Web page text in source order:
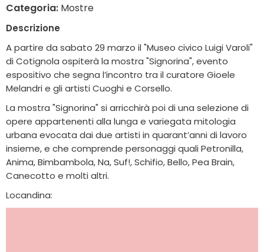
Categoria: Mostre
Descrizione
A partire da sabato 29 marzo il "Museo civico Luigi Varoli"
di Cotignola ospiterà la mostra "Signorina", evento
espositivo che segna l’incontro tra il curatore Gioele
Melandri e gli artisti Cuoghi e Corsello.
La mostra "Signorina" si arricchirà poi di una selezione di
opere appartenenti alla lunga e variegata mitologia
urbana evocata dai due artisti in quarant’anni di lavoro
insieme, e che comprende personaggi quali Petronilla,
Anima, Bimbambola, Na, Suf!, Schifio, Bello, Pea Brain,
Canecotto e molti altri.
Locandina: